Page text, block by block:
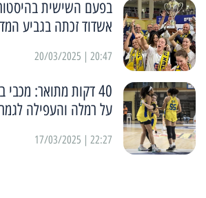
בפעם השישית
אשדוד זכתה בגביע
20:47 | 20/03/2025
40 דקות מתואר:
על רמלה והעפילה
22:27 | 17/03/2025